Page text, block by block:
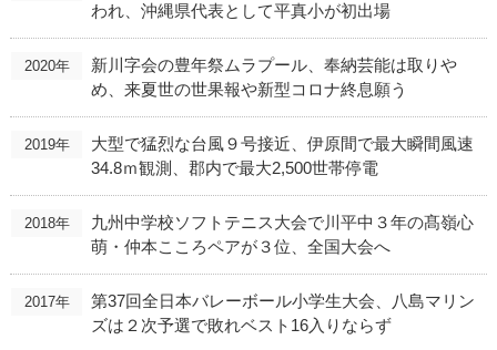
われ、沖縄県代表として平真小が初出場
2020年
新川字会の豊年祭ムラプール、奉納芸能は取りや
め、来夏世の世果報や新型コロナ終息願う
2019年
大型で猛烈な台風９号接近、伊原間で最大瞬間風速
34.8ｍ観測、郡内で最大2,500世帯停電
2018年
九州中学校ソフトテニス大会で川平中３年の髙嶺心
萌・仲本こころペアが３位、全国大会へ
2017年
第37回全日本バレーボール小学生大会、八島マリン
ズは２次予選で敗れベスト16入りならず